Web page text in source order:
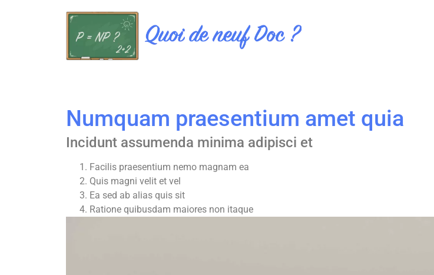
Numquam praesentium amet quia
Incidunt assumenda minima adipisci et
Facilis praesentium nemo magnam ea
Quis magni velit et vel
Ea sed ab alias quis sit
Ratione quibusdam maiores non itaque